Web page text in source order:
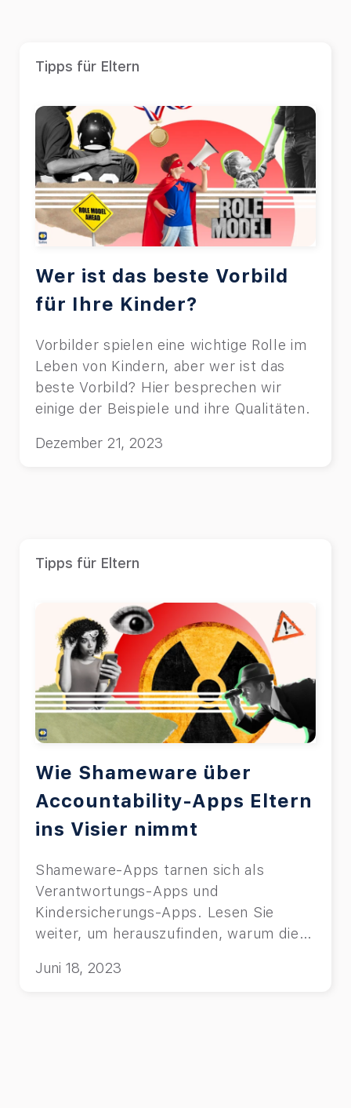
Tipps für Eltern
Wer ist das beste Vorbild
für Ihre Kinder?
Vorbilder spielen eine wichtige Rolle im
Leben von Kindern, aber wer ist das
beste Vorbild? Hier besprechen wir
einige der Beispiele und ihre Qualitäten.
Dezember 21, 2023
Tipps für Eltern
Wie Shameware über
Accountability-Apps Eltern
ins Visier nimmt
Shameware-Apps tarnen sich als
Verantwortungs-Apps und
Kindersicherungs-Apps. Lesen Sie
weiter, um herauszufinden, warum dies
Juni 18, 2023